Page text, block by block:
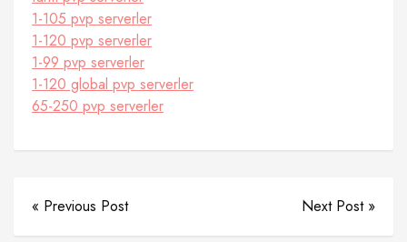
1-105 pvp serverler
1-120 pvp serverler
1-99 pvp serverler
1-120 global pvp serverler
65-250 pvp serverler
« Previous Post Next Post »